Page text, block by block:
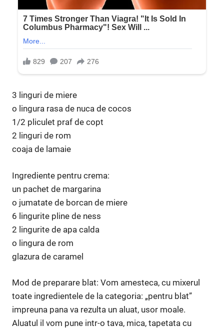
3 linguri de miere
o lingura rasa de nuca de cocos
1/2 pliculet praf de copt
2 linguri de rom
coaja de lamaie
Ingrediente pentru crema:
un pachet de margarina
o jumatate de borcan de miere
6 lingurite pline de ness
2 lingurite de apa calda
o lingura de rom
glazura de caramel
Mod de preparare blat: Vom amesteca, cu mixerul
toate ingredientele de la categoria: „pentru blat”
impreuna pana va rezulta un aluat, usor moale.
Aluatul il vom pune intr-o tava, mica, tapetata cu